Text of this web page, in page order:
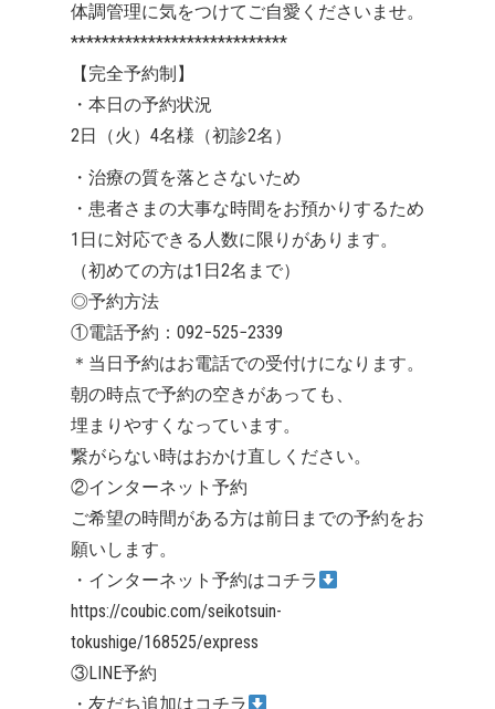
体調管理に気をつけてご自愛くださいませ。
****************************
【完全予約制】
・本日の予約状況
2日（火）4名様（初診2名）
・治療の質を落とさないため
・患者さまの大事な時間をお預かりするため
1日に対応できる人数に限りがあります。
（初めての方は1日2名まで）
◎予約方法
①電話予約：092−525−2339
＊当日予約はお電話での受付けになります。
朝の時点で予約の空きがあっても、
埋まりやすくなっています。
繋がらない時はおかけ直しください。
②インターネット予約
ご希望の時間がある方は前日までの予約をお
願いします。
・インターネット予約はコチラ
https://coubic.com/seikotsuin-
tokushige/168525/express
③LINE予約
・友だち追加はコチラ